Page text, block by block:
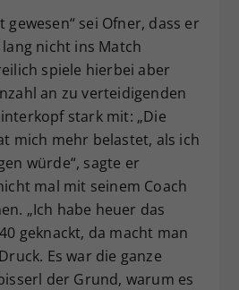
gewesen“ sei Ofner, dass er
nicht ins Match
spiele hierbei aber
an zu verteidigenden
stark mit: „Die
mich mehr belastet, als ich
würde“, sagte er
mal mit seinem Coach
„Ich habe heuer das
geknackt, da macht man
Es war die ganze
der Grund, warum es